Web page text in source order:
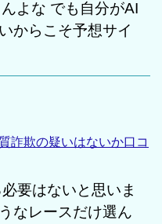
よな でも自分がAI
からこそ予想サイ
詐欺の疑いはないか口コ
要はないと思いま
なレースだけ選ん